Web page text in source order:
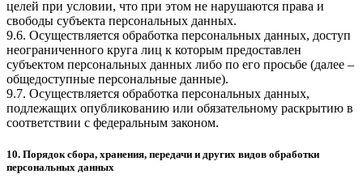
целей при условии, что при этом не нарушаются права и
свободы субъекта персональных данных.
9.6. Осуществляется обработка персональных данных, доступ
неограниченного круга лиц к которым предоставлен
субъектом персональных данных либо по его просьбе (далее –
общедоступные персональные данные).
9.7. Осуществляется обработка персональных данных,
подлежащих опубликованию или обязательному раскрытию в
соответствии с федеральным законом.
10. Порядок сбора, хранения, передачи и других видов обработки
персональных данных